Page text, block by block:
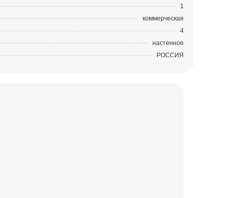
1
коммерческая
4
настенное
РОССИЯ